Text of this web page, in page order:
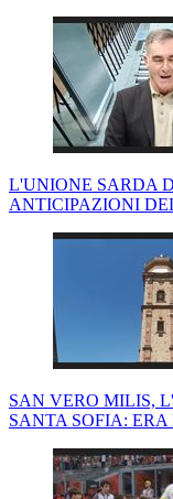
L'UNIONE SARDA
ANTICIPAZIONI
SAN VERO MILIS,
SANTA SOFIA: